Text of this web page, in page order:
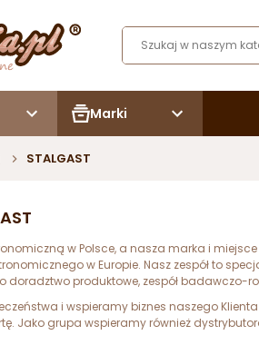
Marki
STALGAST
w Polsce, a nasza marka i
w Europie. Nasz zespół to
doradztwo produktowe, zespół badawczo-
i wspieramy biznes naszego
Jako grupa wspieramy również